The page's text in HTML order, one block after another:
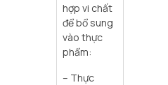
hợp vi chất
để bổ sung
vào thực
phẩm:
– Thực